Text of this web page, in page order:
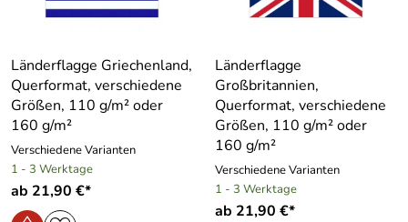
Länderflagge Griechenland,
Querformat, verschiedene
Größen, 110 g/m² oder
160 g/m²
Verschiedene Varianten
1 - 3 Werktage
ab 21,90 €*
Länderflagge
Großbritannien,
Querformat, verschiedene
Größen, 110 g/m² oder
160 g/m²
Verschiedene Varianten
1 - 3 Werktage
ab 21,90 €*